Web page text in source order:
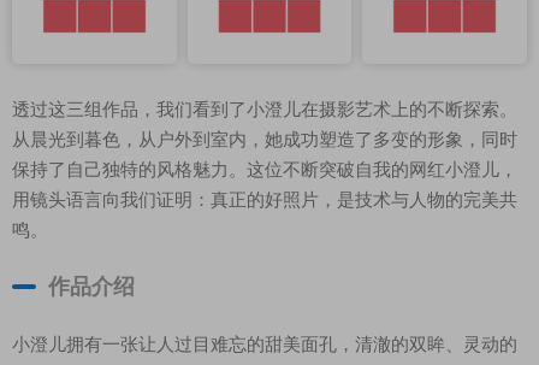
透过这三组作品，我们看到了小澄儿在摄影艺术上的不断探索。
从晨光到暮色，从户外到室内，她成功塑造了多变的形象，同时
保持了自己独特的风格魅力。这位不断突破自我的网红小澄儿，
用镜头语言向我们证明：真正的好照片，是技术与人物的完美共
鸣。
作品介绍
小澄儿拥有一张让人过目难忘的甜美面孔，清澈的双眸、灵动的